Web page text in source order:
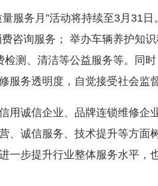
务月”活动将持续至3月31日
咨询服务； 举办车辆养护知
测、清洁等公益服务等。同
服务透明度，自觉接受社会监督
诚信企业、品牌连锁维修企
、诚信服务、技术提升等方面
一步提升行业整体服务水平，